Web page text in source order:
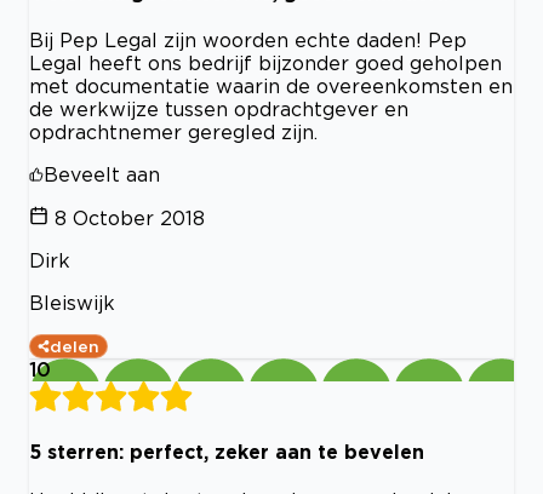
Bij Pep Legal zijn woorden echte daden! Pep
Legal heeft ons bedrijf bijzonder goed geholpen
met documentatie waarin de overeenkomsten en
de werkwijze tussen opdrachtgever en
opdrachtnemer geregled zijn.
Beveelt aan
8 October 2018
Dirk
Bleiswijk
delen
10
5 sterren: perfect, zeker aan te bevelen